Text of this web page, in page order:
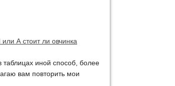
А стоит ли овчинка
таблицах иной способ, более
вам повторить мои